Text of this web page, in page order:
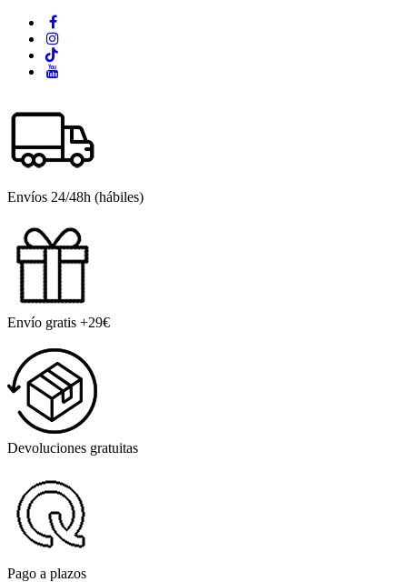
Envíos 24/48h (hábiles)
Envío gratis +29€
Devoluciones gratuitas
Pago a plazos